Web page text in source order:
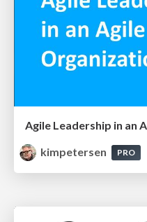
Agile Leadership in an
kimpetersen
PRO